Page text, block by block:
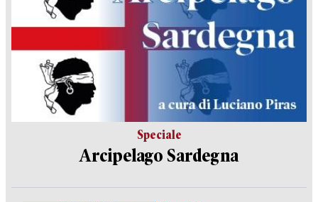
Speciale
Arcipelago Sardegna